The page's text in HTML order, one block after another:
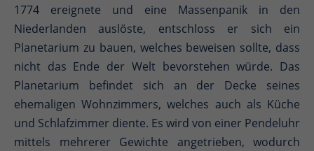
1774 ereignete und eine Massenpanik in den
Niederlanden auslöste, entschloss er sich ein
Planetarium zu bauen, welches beweisen sollte, dass
nicht das Ende der Welt bevorstehen würde. Das
Planetarium befindet sich an der Decke seines
ehemaligen Wohnzimmers, welches auch als Küche
und Schlafzimmer diente. Es wird von einer Pendeluhr
mittels mehrerer Gewichte angetrieben, wodurch